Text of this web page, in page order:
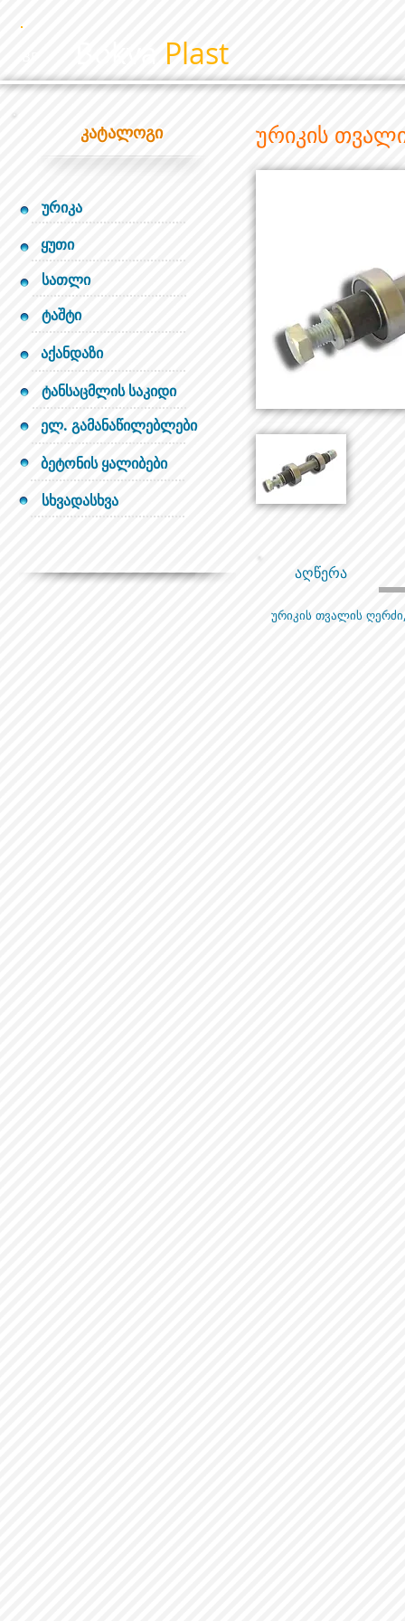
Plast
კატალოგი
ურიკა
ყუთი
სათლი
ტაშტი
აქანდაზი
ტანსაცმლის საკიდი
ელ. გამანაწილებლები
ბეტონის ყალიბები
სხვადასხვა
ურიკის
აღწერა
ურიკის თვალის